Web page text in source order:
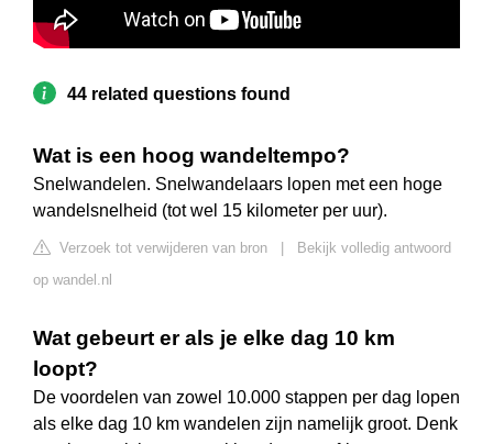
44 related questions found
Wat is een hoog wandeltempo?
Snelwandelen. Snelwandelaars lopen met een hoge
wandelsnelheid (tot wel 15 kilometer per uur).
Verzoek tot verwijderen van bron
Bekijk volledig antwoord
op wandel.nl
Wat gebeurt er als je elke dag 10 km
loopt?
De voordelen van zowel 10.000 stappen per dag lopen
als elke dag 10 km wandelen zijn namelijk groot. Denk